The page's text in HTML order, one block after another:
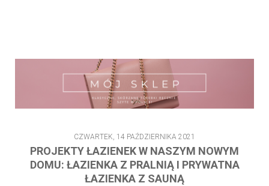
CZWARTEK, 14 PAŹDZIERNIKA 2021
PROJEKTY ŁAZIENEK W NASZYM NOWYM
DOMU: ŁAZIENKA Z PRALNIĄ I PRYWATNA
ŁAZIENKA Z SAUNĄ